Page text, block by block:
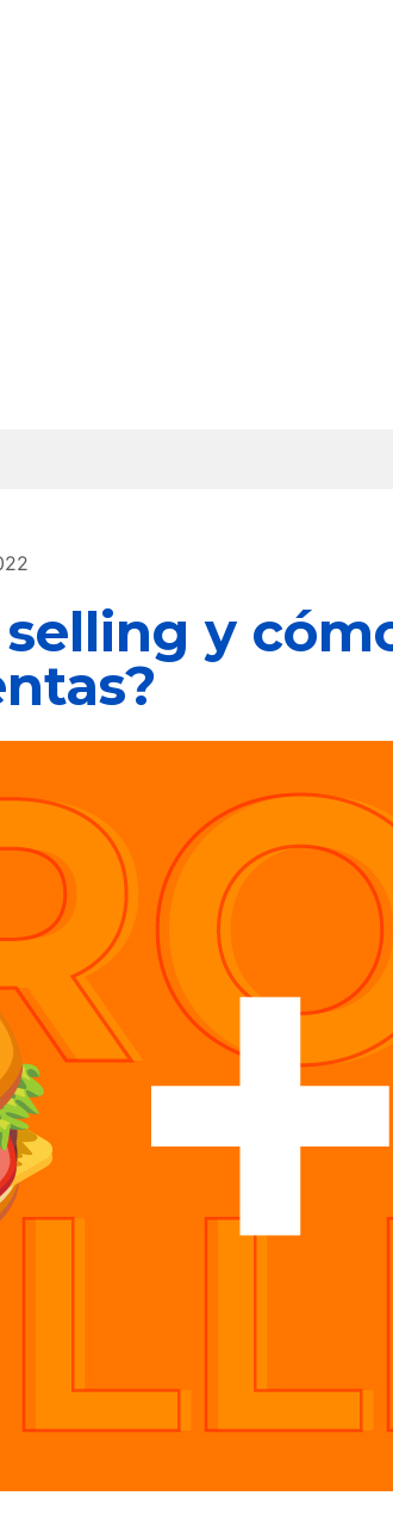
selling y